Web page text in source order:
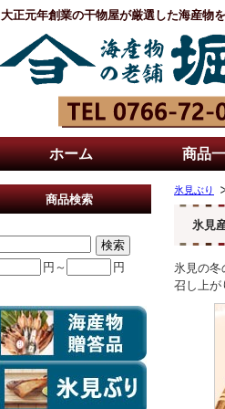
大正元年創業の干物屋が厳選した海産物
ホーム 商品
氷見ぶり
氷見
氷見の冬
召し上が
商品検索
円～ 円